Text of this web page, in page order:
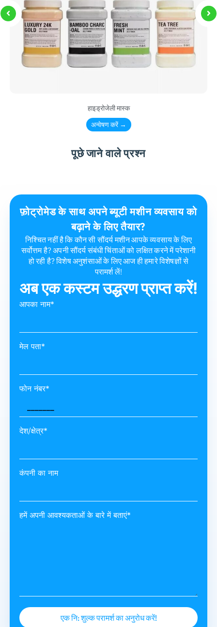
हाइड्रोजेली मास्क
अन्वेषण करें →
पूछे जाने वाले प्रश्न
फ़ोट्रोमेड के साथ अपने ब्यूटी मशीन व्यवसाय को
बढ़ाने के लिए तैयार?
निश्चित नहीं है कि कौन सी सौंदर्य मशीन आपके व्यवसाय के लिए
सर्वोत्तम है? अपनी सौंदर्य संबंधी चिंताओं को लक्षित करने में परेशानी
हो रही है? विशेष अनुशंसाओं के लिए आज ही हमारे विशेषज्ञों से
परामर्श लें!
अब एक कस्टम उद्धरण प्राप्त करें!
आपका नाम*
मेल पता*
फोन नंबर*
देश/क्षेत्र*
कंपनी का नाम
हमें अपनी आवश्यकताओं के बारे में बताएं*